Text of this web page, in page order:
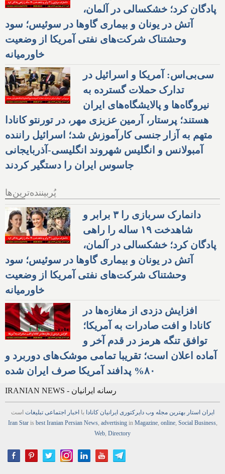
پادگان کرد؛ خشکسالی در آلمان،
آتش در یونان و بیماری گاوها در سوئیس؛ سود
وحشتناک شرکت‌های نفتی آمریکا از وضعیت
خاورمیانه
سی‌بی‌اس: آمریکا و اسرائیل در
تدارک حملات گسترده به
نیروگاه‌ها و پالایشگاه‌های ایران
هستند؛ پرستار، آرمین عزیزی مهر، در تورنتو کانادا
متهم به آزار جنسی کارآموزش شد؛ اسرائیل راننده
آمبولانس و انگلیس شهروند انگلیسی-آذربایجانی
جاسوس ایران را دستگیر کردند
پُربیننده‌ترین‌ها
دانمارک سربازی را ۳ برابر و
شاهدخت ۱۹ ساله را راهی
پادگان کرد؛ خشکسالی در آلمان،
آتش در یونان و بیماری گاوها در سوئیس؛ سود
وحشتناک شرکت‌های نفتی آمریکا از وضعیت
خاورمیانه
افزایش دزدی از مغازه‌ها در
کانادا و افت صادرات به آمریکا؛
توافق تنگه هرمز در قدم آخر و
آماده اعلان است؛ تقریبا تمامی موشک‌های دوربرد و
۸۰% پدافند آمریکا صرف ایران شده
IRANIAN NEWS - رسانه ایرانیان
ایران استار بهترین مجله وب دایرکتوری ایرانیان کانادا بااخبار اجتماعی تبلیغات است
Iran Staris best Iranian Persian News, advertisingin Magazine, online, Social Business,
Web Directory